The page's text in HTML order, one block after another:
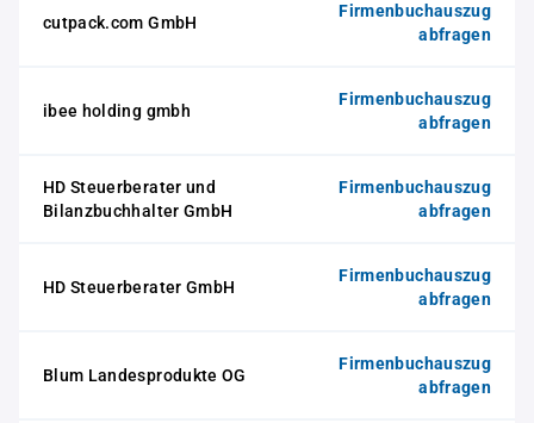
cutpack.com GmbH
Firmenbuchauszug
abfragen
ibee holding gmbh
Firmenbuchauszug
abfragen
HD Steuerberater und
Bilanzbuchhalter GmbH
Firmenbuchauszug
abfragen
HD Steuerberater GmbH
Firmenbuchauszug
abfragen
Blum Landesprodukte OG
Firmenbuchauszug
abfragen